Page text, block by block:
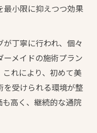
最小限に抑えつつ効果
丁寧に行われ、個々
メイドの施術プラン
れにより、初めて美
を受けられる環境が整
高く、継続的な通院